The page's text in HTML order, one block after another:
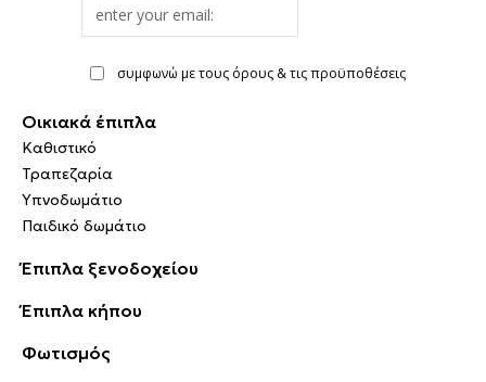
συμφωνώ με τους όρους & τις προϋποθέσεις
Οικιακά έπιπλα
Καθιστικό
Τραπεζαρία
Υπνοδωμάτιο
Παιδικό δωμάτιο
Έπιπλα ξενοδοχείου
Έπιπλα κήπου
Φωτισμός